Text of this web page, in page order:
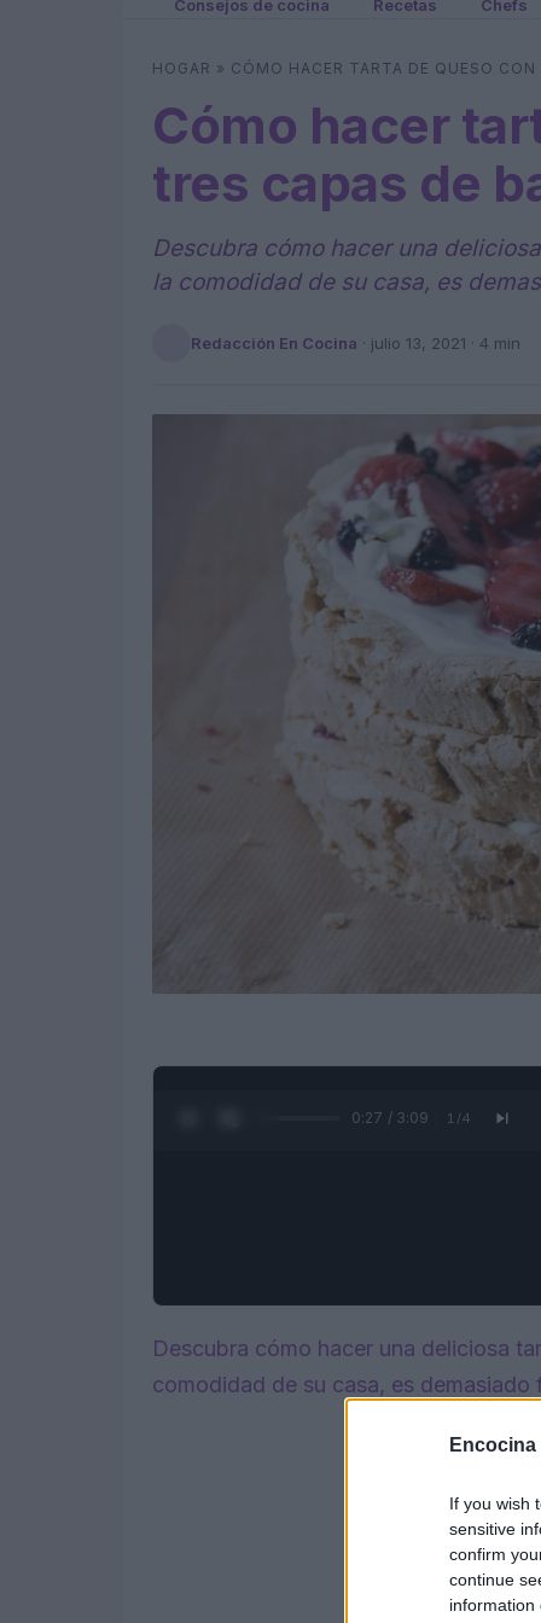
Encocina
If you wish
sensitive
confirm
continue
information
Consejos de cocina Recetas Chefs
HOGAR » CÓMO HACER TARTA DE QUESO CON
Cómo hacer
tres capas de
Descubra cómo hacer una
la comodidad de su casa, es
Redacción En Cocina · julio 13, 2021 · 4 min
0:28 / 3:09 1 /4
Descubra cómo hacer una deliciosa
comodidad de su casa, es demasiado